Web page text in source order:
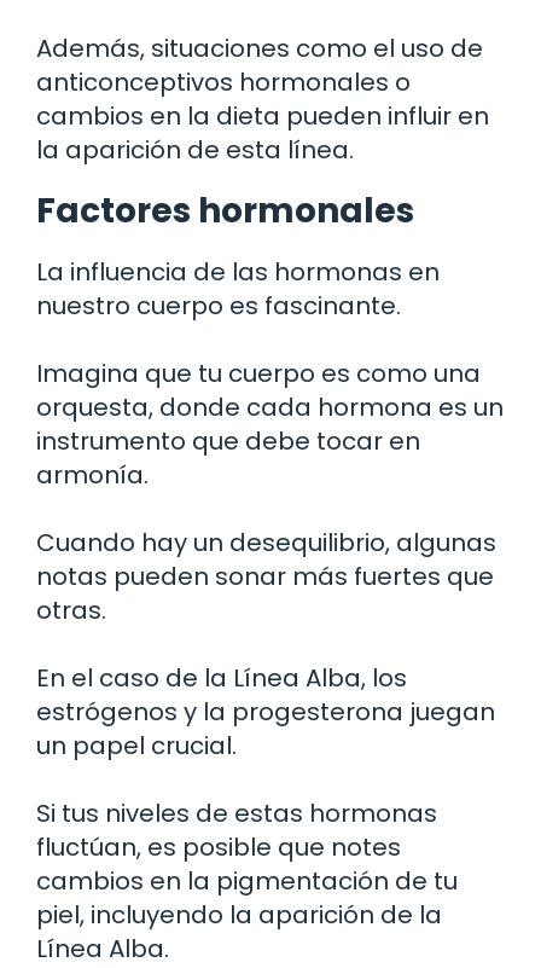
Además, situaciones como el uso de
anticonceptivos hormonales o
cambios en la dieta pueden influir en
la aparición de esta línea.
Factores hormonales
La influencia de las hormonas en
nuestro cuerpo es fascinante.
Imagina que tu cuerpo es como una
orquesta, donde cada hormona es un
instrumento que debe tocar en
armonía.
Cuando hay un desequilibrio, algunas
notas pueden sonar más fuertes que
otras.
En el caso de la Línea Alba, los
estrógenos y la progesterona juegan
un papel crucial.
Si tus niveles de estas hormonas
fluctúan, es posible que notes
cambios en la pigmentación de tu
piel, incluyendo la aparición de la
Línea Alba.